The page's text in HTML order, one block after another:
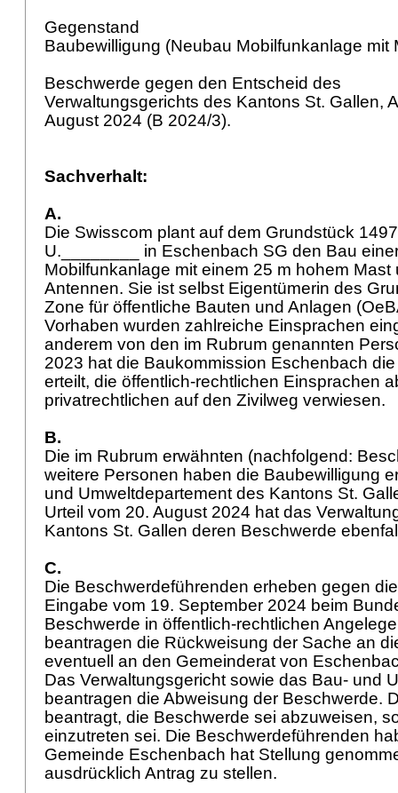
Gegenstand
Baubewilligung (Neubau Mobilfunkanlage
Beschwerde gegen den Entscheid des
Verwaltungsgerichts des Kantons St. Gallen,
August 2024 (B 2024/3).
Sachverhalt:
A.
Die Swisscom plant auf dem Grundstück
U.________ in Eschenbach SG den Bau
Mobilfunkanlage mit einem 25 m hohem
Antennen. Sie ist selbst Eigentümerin des
Zone für öffentliche Bauten und Anlagen
Vorhaben wurden zahlreiche Einsprachen
anderem von den im Rubrum genannten
2023 hat die Baukommission Eschenbach
erteilt, die öffentlich-rechtlichen Einsprachen
privatrechtlichen auf den Zivilweg verwiesen.
B.
Die im Rubrum erwähnten (nachfolgend:
weitere Personen haben die Baubewilligung
und Umweltdepartement des Kantons St.
Urteil vom 20. August 2024 hat das
Kantons St. Gallen deren Beschwerde
C.
Die Beschwerdeführenden erheben gegen
Eingabe vom 19. September 2024 beim
Beschwerde in öffentlich-rechtlichen
beantragen die Rückweisung der Sache an
eventuell an den Gemeinderat von
Das Verwaltungsgericht sowie das Bau- und
beantragen die Abweisung der Beschwerde.
beantragt, die Beschwerde sei abzuweisen,
einzutreten sei. Die Beschwerdeführenden
Gemeinde Eschenbach hat Stellung
ausdrücklich Antrag zu stellen.